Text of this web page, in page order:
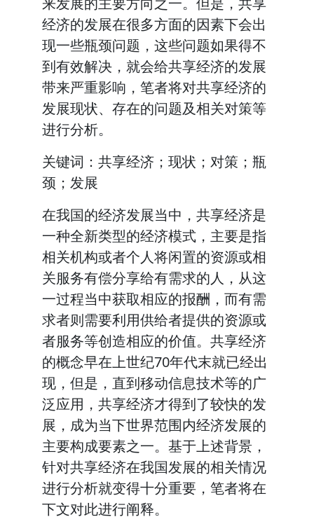
经济的发展在很多方面的因素下会出
现一些瓶颈问题，这些问题如果得不
到有效解决，就会给共享经济的发展
带来严重影响，笔者将对共享经济的
发展现状、存在的问题及相关对策等
进行分析。
关键词：共享经济；现状；对策；瓶
颈；发展
在我国的经济发展当中，共享经济是
一种全新类型的经济模式，主要是指
相关机构或者个人将闲置的资源或相
关服务有偿分享给有需求的人，从这
一过程当中获取相应的报酬，而有需
求者则需要利用供给者提供的资源或
者服务等创造相应的价值。共享经济
的概念早在上世纪70年代末就已经出
现，但是，直到移动信息技术等的广
泛应用，共享经济才得到了较快的发
展，成为当下世界范围内经济发展的
主要构成要素之一。基于上述背景，
针对共享经济在我国发展的相关情况
进行分析就变得十分重要，笔者将在
下文对此进行阐释。